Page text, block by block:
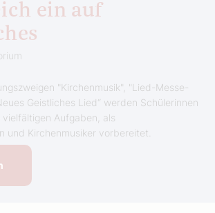
ein auf
"Kirchenmusik", "Lied-Messe-
Geistliches Lied“ werden Schülerinnen
Aufgaben, als
und Kirchenmusiker vorbereitet.